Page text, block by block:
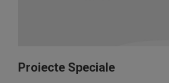
Proiecte Speciale